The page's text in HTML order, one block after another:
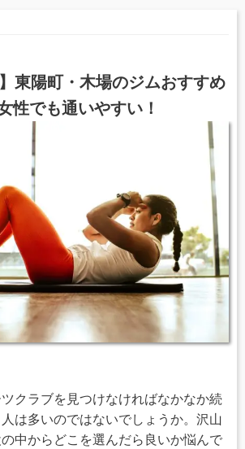
東陽町・木場のジムおすすめ
性でも通いやすい！
クラブを見つけなければなかなか続
は多いのではないでしょうか。沢山
中からどこを選んだら良いか悩んで